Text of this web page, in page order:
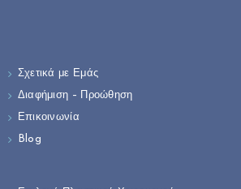
Σχετικά με Εμάς
Διαφήμιση – Προώθηση
Επικοινωνία
Blog